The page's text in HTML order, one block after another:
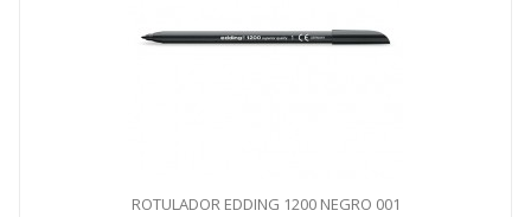
ROTULADOR EDDING 1200 NEGRO 001